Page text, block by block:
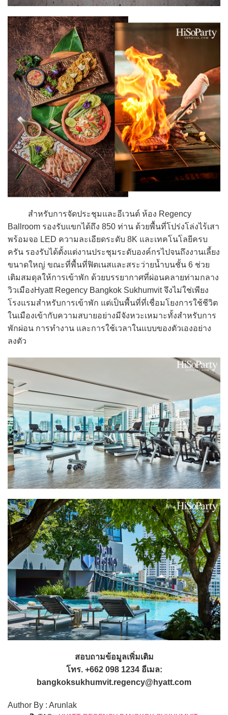
สำหรับการจัดประชุมและอีเวนต์ ห้อง Regency
Ballroom รองรับแขกได้ถึง 850 ท่าน ด้วยพื้นที่โปร่งโล่งไร้เสา
พร้อมจอ LED ความละเอียดระดับ 8K และเทคโนโลยีครบ
ครัน รองรับได้ตั้งแต่งานประชุมระดับองค์กรไปจนถึงงานเลี้ยง
ขนาดใหญ่ ขณะที่พื้นที่ฟิตเนสและสระว่ายน้ำบนชั้น 6 ช่วย
เติมสมดุลให้การเข้าพัก ด้วยบรรยากาศที่ผ่อนคลายท่ามกลาง
วิวเมืองHyatt Regency Bangkok Sukhumvit จึงไม่ใช่เพียง
โรงแรมสำหรับการเข้าพัก แต่เป็นพื้นที่ที่เชื่อมโยงการใช้ชีวิต
ในเมืองเข้ากับความสบายอย่างมีจังหวะเหมาะทั้งสำหรับการ
พักผ่อน การทำงาน และการใช้เวลาในแบบของตัวเองอย่าง
ลงตัว
สอบถามข้อมูลเพิ่มเติม
โทร. +662 098 1234 อีเมล:
bangkoksukhumvit.regency@hyatt.com
Author By : Arunlak